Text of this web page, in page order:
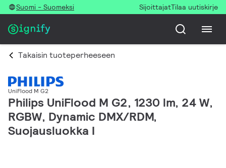
Suomi - Suomeksi SijoittajatTilaa uutiskirje
Takaisin tuoteperheeseen
UniFlood M G2
Philips UniFlood M G2, 1230 lm, 24 W,
RGBW, Dynamic DMX/RDM,
Suojausluokka I